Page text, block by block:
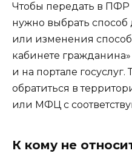
Чтобы передать в ПФР
нужно выбрать способ
или изменения
кабинете
и на портале
обратиться в
или МФЦ с
К кому не